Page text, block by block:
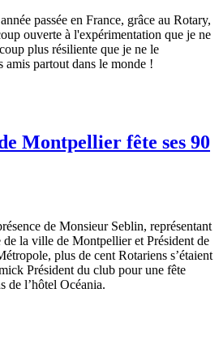
passée en France, grâce au Rotary,
ouverte à l'expérimentation que je ne
plus résiliente que je ne le
amis partout dans le monde !
Montpellier fête ses 90
de Monsieur Seblin, représentant
la ville de Montpellier et Président de
plus de cent Rotariens s’étaient
Président du club pour une fête
de l’hôtel Océania.